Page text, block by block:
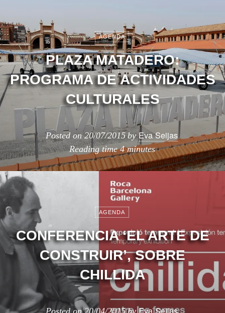
AGENDA
PLAZA MATADERO:
PROGRAMA DE ACTIVIDADES
CULTURALES
Posted on20/07/2015 byEva Seijas
Reading time4 minutes
AGENDA
CONFERENCIA ‘EL ARTE DE
CONSTRUIR’, SOBRE
CHILLIDA
Posted on20/04/2015 byEva Seijas